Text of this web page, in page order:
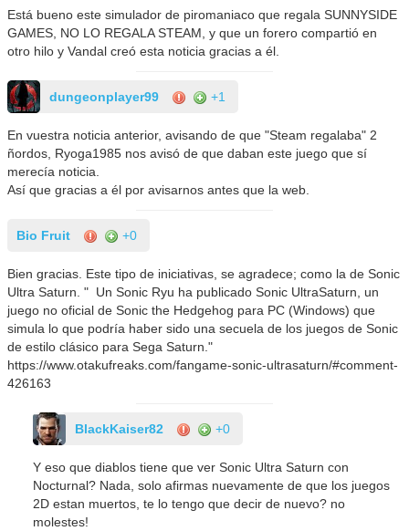
Está bueno este simulador de piromaniaco que regala SUNNYSIDE
GAMES, NO LO REGALA STEAM, y que un forero compartió en
otro hilo y Vandal creó esta noticia gracias a él.
dungeonplayer99 +1
En vuestra noticia anterior, avisando de que "Steam regalaba" 2
ñordos, Ryoga1985 nos avisó de que daban este juego que sí
merecía noticia.
Así que gracias a él por avisarnos antes que la web.
Bio Fruit +0
Bien gracias. Este tipo de iniciativas, se agradece; como la de Sonic
Ultra Saturn. " Un Sonic Ryu ha publicado Sonic UltraSaturn, un
juego no oficial de Sonic the Hedgehog para PC (Windows) que
simula lo que podría haber sido una secuela de los juegos de Sonic
de estilo clásico para Sega Saturn."
https://www.otakufreaks.com/fangame-sonic-ultrasaturn/#comment-
426163
BlackKaiser82 +0
Y eso que diablos tiene que ver Sonic Ultra Saturn con
Nocturnal? Nada, solo afirmas nuevamente de que los juegos
2D estan muertos, te lo tengo que decir de nuevo? no
molestes!